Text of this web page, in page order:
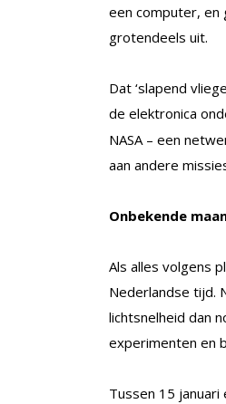
een computer, en
grotendeels uit.
Dat ‘slapend
de elektronica
NASA – een
aan andere
Onbekende
Als alles volgens
Nederlandse tijd.
lichtsnelheid dan
experimenten en
Tussen 15 januari